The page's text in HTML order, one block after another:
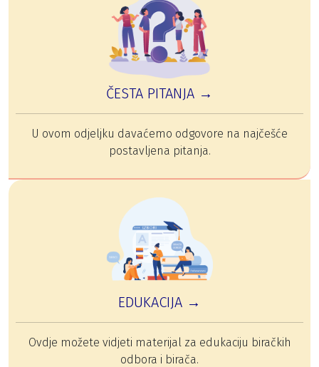
ČESTA PITANJA →
U ovom odjeljku davaćemo odgovore na najčešće
postavljena pitanja.
EDUKACIJA →
Ovdje možete vidjeti materijal za edukaciju biračkih
odbora i birača.